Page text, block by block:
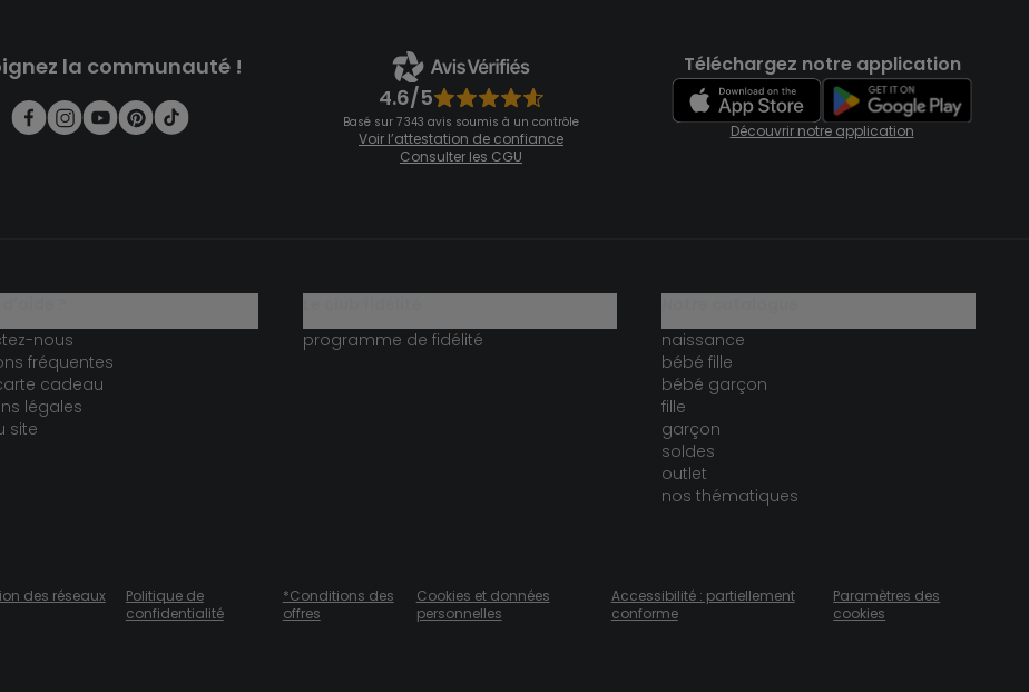
la communauté !
4.6/5
Basé sur 7 343 avis soumis à un contrôle
Voir l’attestation de confiance
Consulter les CGU
Téléchargez notre application
Découvrir notre application
nous
fréquentes
cadeau
légales
site
programme de fidélité
naissance
bébé fille
bébé garçon
fille
garçon
soldes
outlet
nos thématiques
des réseaux
Politique de
confidentialité
*Conditions des
offres
Cookies et données
personnelles
Accessibilité : partiellement
conforme
Paramètres des
cookies